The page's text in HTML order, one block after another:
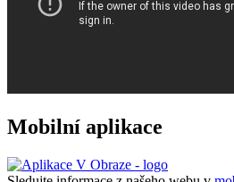
Mobilní aplikace